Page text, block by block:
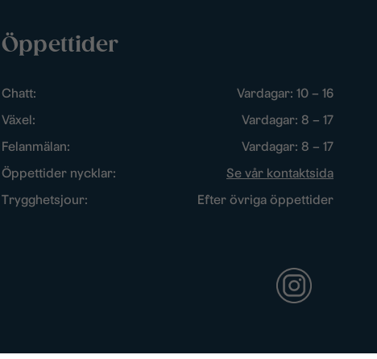
Öppettider
Chatt:
Vardagar: 10 – 16
Växel:
Vardagar: 8 – 17
Felanmälan:
Vardagar: 8 – 17
Öppettider nycklar:
Se vår kontaktsida
Trygghetsjour:
Efter övriga öppettider